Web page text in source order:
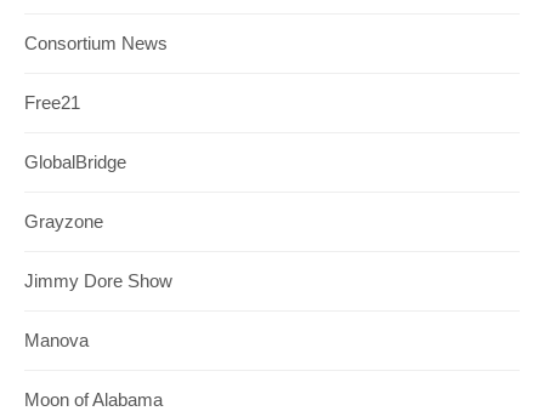
Consortium News
Free21
GlobalBridge
Grayzone
Jimmy Dore Show
Manova
Moon of Alabama